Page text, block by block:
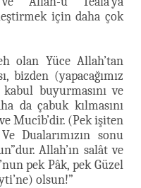
için daha çok
olan Yüce Allah’tan
bizden (yapacağımız
buyurmasını ve
da çabuk kılmasını
Mucîb’dir. (Pek işiten
Dualarımızın sonu
Allah’ın salât ve
pek Pâk, pek Güzel
olsun!”